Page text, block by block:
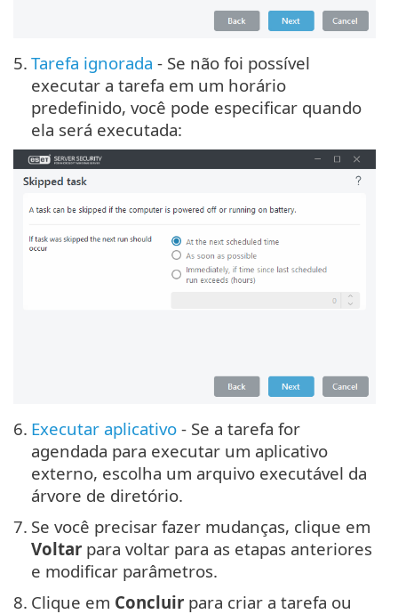
5. Tarefa ignorada - Se não foi possível
executar a tarefa em um horário
predefinido, você pode especificar quando
ela será executada:
6. Executar aplicativo - Se a tarefa for
agendada para executar um aplicativo
externo, escolha um arquivo executável da
árvore de diretório.
7. Se você precisar fazer mudanças, clique em
Voltar para voltar para as etapas anteriores
e modificar parâmetros.
8. Clique em Concluir para criar a tarefa ou